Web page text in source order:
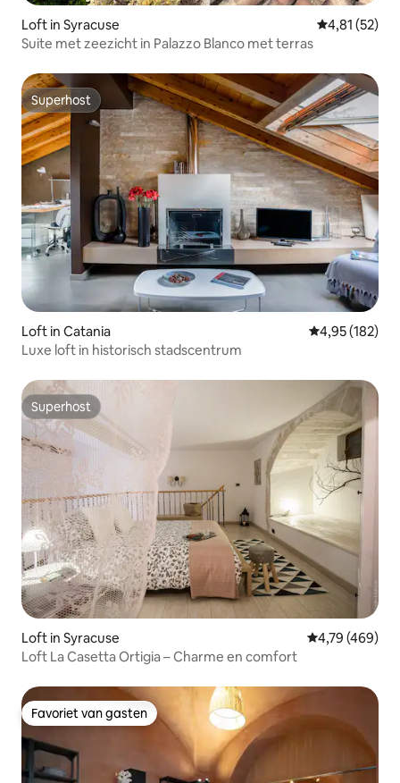
Loft in Syracuse Gemiddelde
4,81 (52)
Suite met zeezicht in Palazzo Blanco met terras
Superhost
Superhost
Loft in Catania Gemiddelde
4,95 (182)
Luxe loft in historisch stadscentrum
Superhost
Superhost
Loft in Syracuse Gemiddelde
4,79 (469)
Loft La Casetta Ortigia – Charme en comfort
Favoriet van gasten
Favoriet van gasten